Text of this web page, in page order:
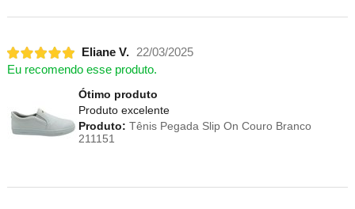
Eliane V. 22/03/2025
Eu recomendo esse produto.
Ótimo produto
Produto excelente
Produto: Tênis Pegada Slip On Couro Branco
211151